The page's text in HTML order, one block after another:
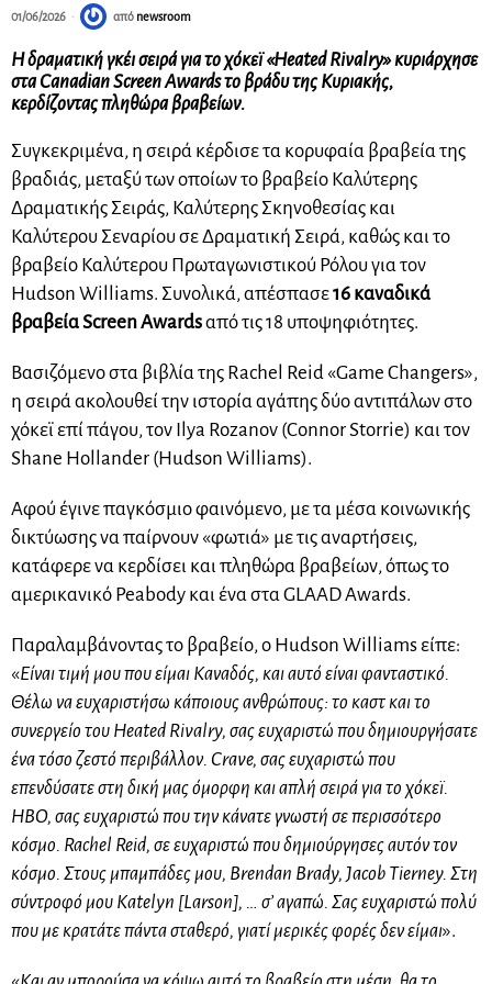
01/06/2026 από newsroom
Η δραματική γκέι σειρά για το χόκεϊ «Heated Rivalry» κυριάρχησε
στα Canadian Screen Awards το βράδυ της Κυριακής,
κερδίζοντας πληθώρα βραβείων.
Συγκεκριμένα, η σειρά κέρδισε τα κορυφαία βραβεία της
βραδιάς, μεταξύ των οποίων το βραβείο Καλύτερης
Δραματικής Σειράς, Καλύτερης Σκηνοθεσίας και
Καλύτερου Σεναρίου σε Δραματική Σειρά, καθώς και το
βραβείο Καλύτερου Πρωταγωνιστικού Ρόλου για τον
Hudson Williams. Συνολικά, απέσπασε16 καναδικά
βραβεία Screen Awardsαπό τις 18 υποψηφιότητες.
Βασιζόμενο στα βιβλία της Rachel Reid «Game Changers»,
η σειρά ακολουθεί την ιστορία αγάπης δύο αντιπάλων στο
χόκεϊ επί πάγου, τον Ilya Rozanov (Connor Storrie) και τον
Shane Hollander (Hudson Williams).
Αφού έγινε παγκόσμιο φαινόμενο, με τα μέσα κοινωνικής
δικτύωσης να παίρνουν «φωτιά» με τις αναρτήσεις,
κατάφερε να κερδίσει και πληθώρα βραβείων, όπως το
αμερικανικό Peabody και ένα στα GLAAD Awards.
Παραλαμβάνοντας το βραβείο, ο Hudson Williams είπε:
«Είναι τιμή μου που είμαι Καναδός, και αυτό είναι φανταστικό.
Θέλω να ευχαριστήσω κάποιους ανθρώπους: το καστ και το
συνεργείο του Heated Rivalry, σας ευχαριστώ που δημιουργήσατε
ένα τόσο ζεστό περιβάλλον. Crave, σας ευχαριστώ που
επενδύσατε στη δική μας όμορφη και απλή σειρά για το χόκεϊ.
HBO, σας ευχαριστώ που την κάνατε γνωστή σε περισσότερο
κόσμο. Rachel Reid, σε ευχαριστώ που δημιούργησες αυτόν τον
κόσμο. Στους μπαμπάδες μου, Brendan Brady, Jacob Tierney. Στη
σύντροφό μου Katelyn [Larson], … σ’ αγαπώ. Σας ευχαριστώ πολύ
που με κρατάτε πάντα σταθερό, γιατί μερικές φορές δεν είμαι».